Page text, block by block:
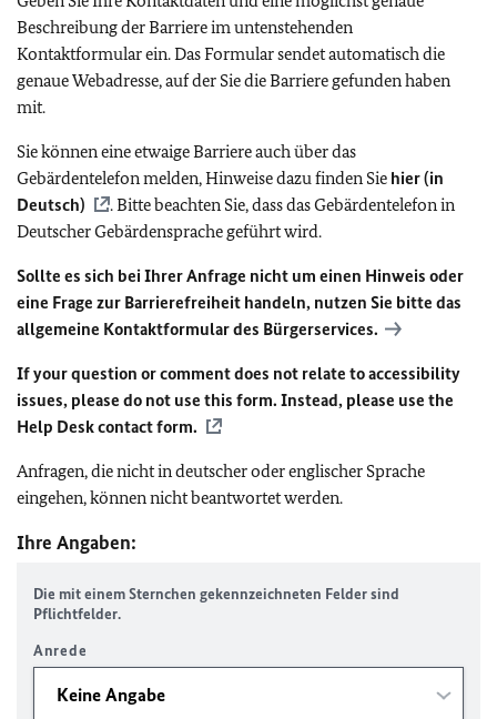
Beschreibung der Barriere im untenstehenden
Kontaktformular ein. Das Formular sendet automatisch die
genaue Webadresse, auf der Sie die Barriere gefunden haben
mit.
Sie können eine etwaige Barriere auch über das
Gebärdentelefon melden, Hinweise dazu finden Sie hier (in
Deutsch)
. Bitte beachten Sie, dass das Gebärdentelefon in
Deutscher Gebärdensprache geführt wird.
Sollte es sich bei Ihrer Anfrage nicht um einen Hinweis oder
eine Frage zur Barrierefreiheit handeln, nutzen Sie bitte das
allgemeine Kontaktformular des Bürgerservices.
If your question or comment does not relate to accessibility
issues, please do not use this form. Instead, please use the
Help Desk contact form.
Anfragen, die nicht in deutscher oder englischer Sprache
eingehen, können nicht beantwortet werden.
Ihre Angaben:
Die mit einem Sternchen gekennzeichneten Felder sind
Pflichtfelder.
Anrede